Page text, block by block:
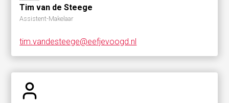
Tim van de Steege
Assistent-Makelaar
tim.vandesteege@eefjevoogd.nl